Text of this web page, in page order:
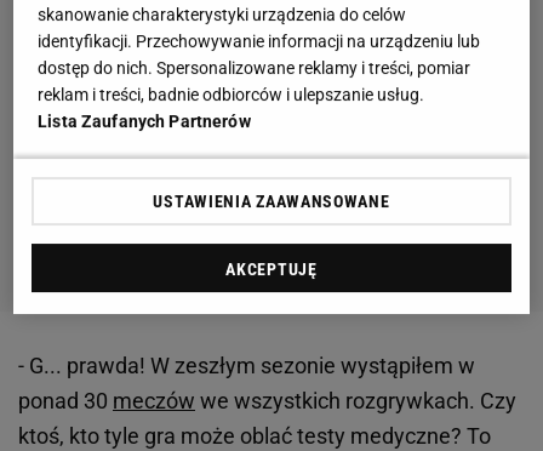
- G... prawda! W zeszłym sezonie wystąpiłem w
ponad 30 meczów we wszystkich rozgrywkach. Czy
ktoś, kto tyle gra może oblać testy medyczne? To
skanowanie charakterystyki urządzenia do celów
identyfikacji. Przechowywanie informacji na urządzeniu lub
dostęp do nich. Spersonalizowane reklamy i treści, pomiar
reklam i treści, badnie odbiorców i ulepszanie usług.
Lista Zaufanych Partnerów
USTAWIENIA ZAAWANSOWANE
AKCEPTUJĘ